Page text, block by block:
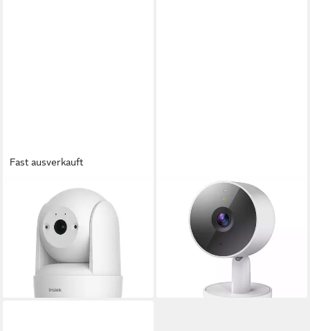
Fast ausverkauft
Überwachungskamera DCS-
6501LH/EC1 2K Wi-Fi
Kamera (WiFi 6 (802.11ax)
ab 54,40 €
Überwachungskamera DCS-
8350LH Cube-Kamera (4 MP,
108°, IR-LED 7m, WiFi)
ab 108,64 €